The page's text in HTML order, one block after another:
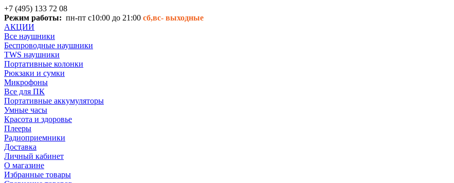
+7 (495) 133 72 08
Режим работы: пн-пт с10:00 до 21:00 сб,вс- выходные
АКЦИИ
Все наушники
Беспроводные наушники
TWS наушники
Портативные колонки
Рюкзаки и сумки
Микрофоны
Все для ПК
Портативные аккумуляторы
Умные часы
Красота и здоровье
Плееры
Радиоприемники
Доставка
Личный кабинет
О магазине
Избранные товары